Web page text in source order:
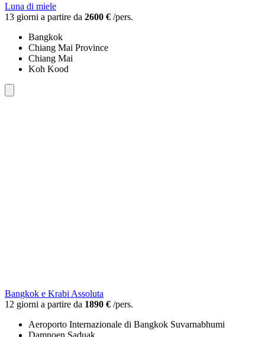
Luna di miele
13 giorni a partire da 2600 € /pers.
Bangkok
Chiang Mai Province
Chiang Mai
Koh Kood
Bangkok e Krabi Assoluta
12 giorni a partire da 1890 € /pers.
Aeroporto Internazionale di Bangkok Suvarnabhumi
Damnoen Saduak